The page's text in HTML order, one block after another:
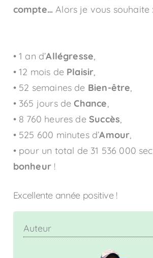
compte… Alors je vous souhaite :
• 1 an d’Allégresse,
• 12 mois de Plaisir,
• 52 semaines de Bien-être,
• 365 jours deChance,
• 8 760 heures deSuccès,
• 525 600 minutes d’Amour,
• pour un total de 31 536 000
bonheur!
Excellente année positive !
Auteur